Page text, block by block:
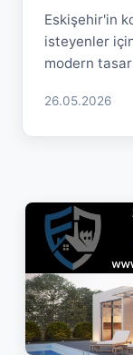
Eskişehir'in
isteyenler
modern
26.05.2026